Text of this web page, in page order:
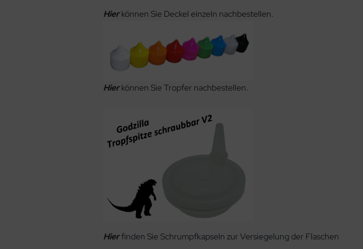
Hierkönnen Sie Deckel einzeln nachbestellen.
Hierkönnen Sie Tropfer nachbestellen.
Hierfinden Sie Schrumpfkapseln zur Versiegelung der Flaschen